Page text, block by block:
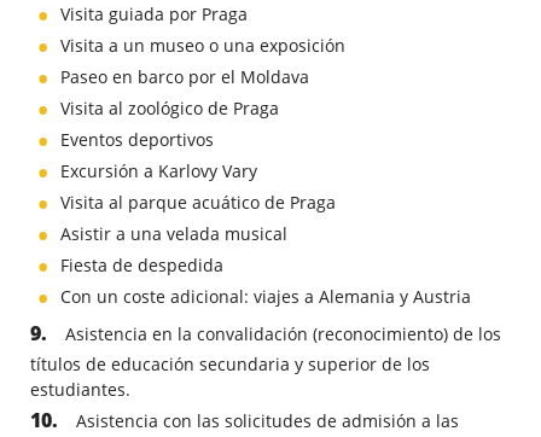
Visita guiada por Praga
Visita a un museo o una exposición
Paseo en barco por el Moldava
Visita al zoológico de Praga
Eventos deportivos
Excursión a Karlovy Vary
Visita al parque acuático de Praga
Asistir a una velada musical
Fiesta de despedida
Con un coste adicional: viajes a Alemania y Austria
Asistencia en la convalidación (reconocimiento) de los
títulos de educación secundaria y superior de los
estudiantes.
Asistencia con las solicitudes de admisión a las